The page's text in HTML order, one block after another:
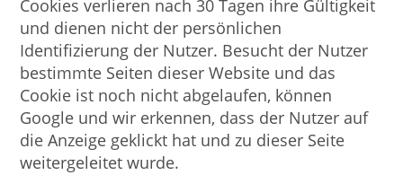
Cookies verlieren nach 30 Tagen ihre Gültigkeit
und dienen nicht der persönlichen
Identifizierung der Nutzer. Besucht der Nutzer
bestimmte Seiten dieser Website und das
Cookie ist noch nicht abgelaufen, können
Google und wir erkennen, dass der Nutzer auf
die Anzeige geklickt hat und zu dieser Seite
weitergeleitet wurde.